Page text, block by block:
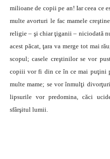
milioane de copii pe an! Iar ceea ce
multe avorturi le fac mamele
religie – şi chiar ţiganii – niciodată
acest păcat, ţara va merge tot mai
scopul; casele creştinilor se vor
copiii vor fi din ce în ce mai puţini
multe mame; se vor înmulţi
lipsurile vor predomina, căci
sfârşitul lumii.